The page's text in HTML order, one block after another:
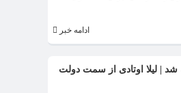
ادامه خبر
شد | لیلا اوتادی از سمت دولت